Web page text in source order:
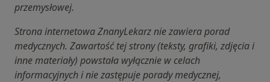
przemysłowej.
Strona internetowa ZnanyLekarz nie zawiera porad
medycznych. Zawartość tej strony (teksty, grafiki, zdjęcia i
inne materiały) powstała wyłącznie w celach
informacyjnych i nie zastępuje porady medycznej,